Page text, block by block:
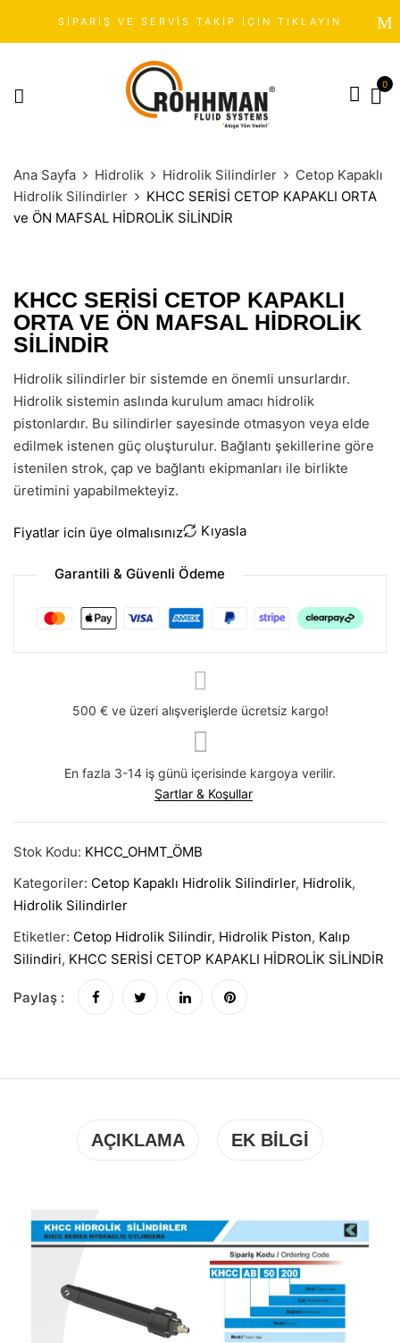
SİPARİŞ VE SERVİS TAKİP İÇİN TIKLAYIN
0
Ana Sayfa Hidrolik Hidrolik Silindirler
Cetop Kapaklı
Hidrolik Silindirler
KHCC SERİSİ CETOP KAPAKLI ORTA
ve ÖN MAFSAL HİDROLİK SİLİNDİR
KHCC SERİSİ CETOP KAPAKLI
ORTA VE ÖN MAFSAL HİDROLİK
SİLİNDİR
Hidrolik silindirler bir sistemde en önemli unsurlardır.
Hidrolik sistemin aslında kurulum amacı hidrolik
pistonlardır. Bu silindirler sayesinde otmasyon veya elde
edilmek istenen güç oluşturulur. Bağlantı şekillerine göre
istenilen strok, çap ve bağlantı ekipmanları ile birlikte
üretimini yapabilmekteyiz.
Fiyatlar icin üye olmalısınız Kıyasla
Garantili & Güvenli Ödeme
500 € ve üzeri alışverişlerde ücretsiz kargo!
En fazla 3-14 iş günü içerisinde kargoya verilir.
Şartlar & Koşullar
Stok Kodu: KHCC_OHMT_ÖMB
Kategoriler: Cetop Kapaklı Hidrolik Silindirler, Hidrolik,
Hidrolik Silindirler
Etiketler: Cetop Hidrolik Silindir, Hidrolik Piston, Kalıp
Silindiri, KHCC SERİSİ CETOP KAPAKLI HİDROLİK SİLİNDİR
Paylaş :
AÇIKLAMA EK BILGI